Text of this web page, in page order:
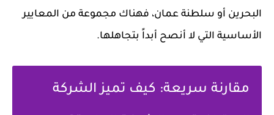
البحرين أو سلطنة عمان، فهناك مجموعة من المعايير
الأساسية التي لا أنصح أبداً بتجاهلها.
مقارنة سريعة: كيف تميز الشركة